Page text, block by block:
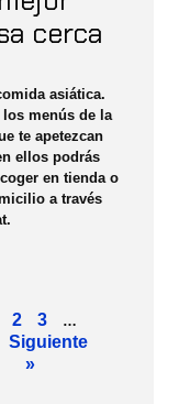
cerca
asiática.
menús de la
te apetezcan
ellos podrás
en tienda o
a través
.
2 3 …
Siguiente
»